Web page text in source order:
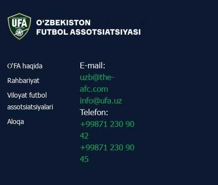
O‘FA haqida
Rahbariyat
Viloyat futbol
assotsiatsiyalari
Aloqa
E-mail:
uzb@the-
afc.com
info@ufa.uz
Telefon:
+99871 230 90
42
+99871 230 90
45